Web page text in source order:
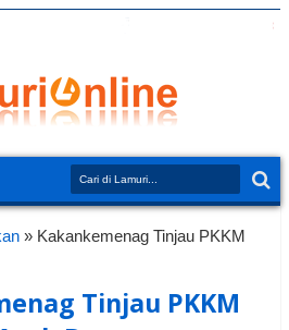
» Kakankemenag Tinjau PKKM
Tinjau PKKM